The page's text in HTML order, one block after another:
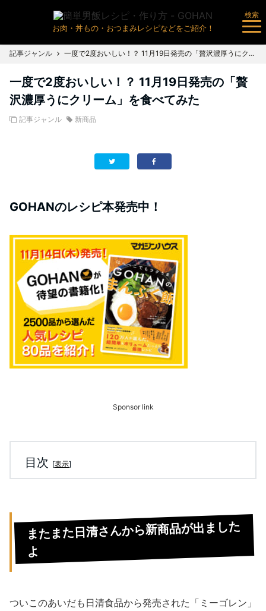
お肉・丼もの・おつまみレシピなどをご紹介！
検索
記事ジャンル 一度で2度おいしい！？ 11月19日発売の「贅沢濃厚うにクリーム」を食べてみた
一度で2度おいしい！？ 11月19日発売の「贅
沢濃厚うにクリーム」を食べてみた
記事ジャンル 新商品
GOHANのレシピ本発売中！
Sponsor link
目次 [表示]
またまた日清さんから新商品が出ました
よ
ついこのあいだも日清食品から発売された「ミーゴレン」